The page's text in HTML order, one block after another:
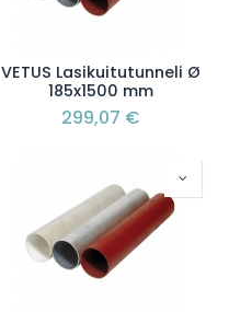
VETUS Lasikuitutunneli Ø
185x1500 mm
299,07 €